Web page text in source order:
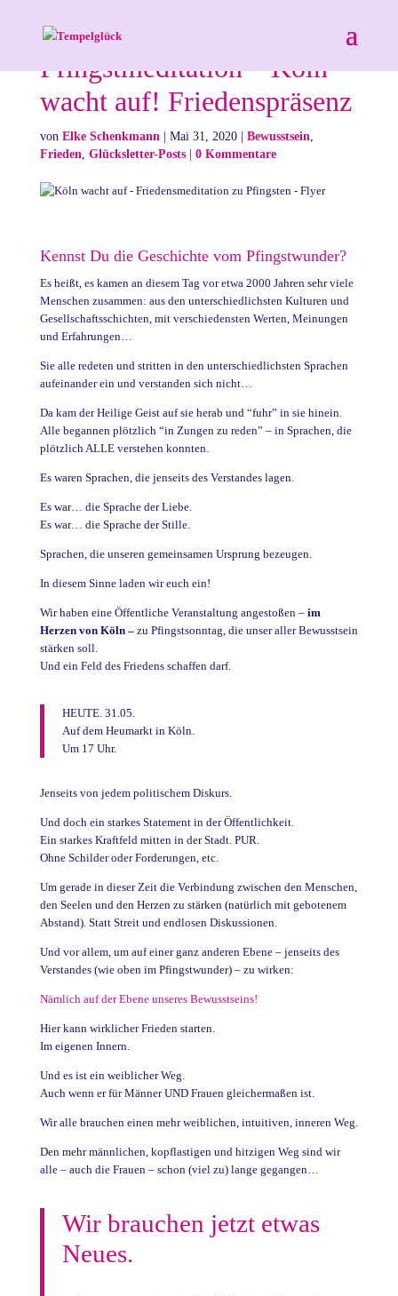
Pfingstmeditation – Köln
wacht auf! Friedenspräsenz
von Elke Schenkmann| Mai 31, 2020| Bewusstsein,
Frieden, Glücksletter-Posts| 0 Kommentare
Kennst Du die Geschichte vom Pfingstwunder?
Es heißt, es kamen an diesem Tag vor etwa 2000 Jahren sehr viele
Menschen zusammen: aus den unterschiedlichsten Kulturen und
Gesellschaftsschichten, mit verschiedensten Werten, Meinungen
und Erfahrungen…
Sie alle redeten und stritten in den unterschiedlichsten Sprachen
aufeinander ein und verstanden sich nicht…
Da kam der Heilige Geist auf sie herab und “fuhr” in sie hinein.
Alle begannen plötzlich “in Zungen zu reden” – in Sprachen, die
plötzlich ALLE verstehen konnten.
Es waren Sprachen, die jenseits des Verstandes lagen.
Es war… die Sprache der Liebe.
Es war… die Sprache der Stille.
Sprachen, die unseren gemeinsamen Ursprung bezeugen.
In diesem Sinne laden wir euch ein!
Wir haben eine Öffentliche Veranstaltung angestoßen – im
Herzen von Köln –zu Pfingstsonntag, die unser aller Bewusstsein
stärken soll.
Und ein Feld des Friedens schaffen darf.
HEUTE. 31.05.
Auf dem Heumarkt in Köln.
Um 17 Uhr.
Jenseits von jedem politischem Diskurs.
Und doch ein starkes Statement in der Öffentlichkeit.
Ein starkes Kraftfeld mitten in der Stadt. PUR.
Ohne Schilder oder Forderungen, etc.
Um gerade in dieser Zeit die Verbindung zwischen den Menschen,
den Seelen und den Herzen zu stärken (natürlich mit gebotenem
Abstand). Statt Streit und endlosen Diskussionen.
Und vor allem, um auf einer ganz anderen Ebene – jenseits des
Verstandes (wie oben im Pfingstwunder) – zu wirken:
Nämlich auf der Ebene unseres Bewusstseins!
Hier kann wirklicher Frieden starten.
Im eigenen Innern.
Und es ist ein weiblicher Weg.
Auch wenn er für Männer UND Frauen gleichermaßen ist.
Wir alle brauchen einen mehr weiblichen, intuitiven, inneren Weg.
Den mehr männlichen, kopflastigen und hitzigen Weg sind wir
alle – auch die Frauen – schon (viel zu) lange gegangen…
Wir brauchen jetzt etwas
Neues.